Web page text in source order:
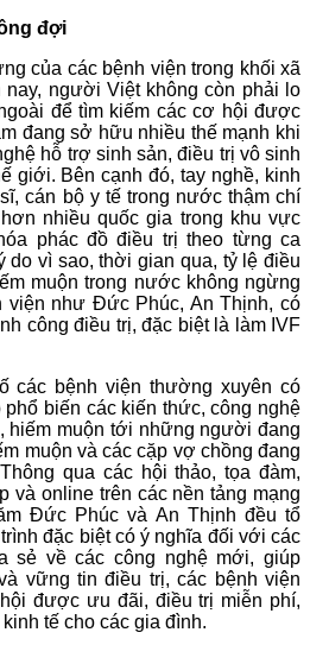
đợi
của các bệnh viện trong khối xã
người Việt không còn phải lo
để tìm kiếm các cơ hội được
đang sở hữu nhiều thế mạnh khi
hỗ trợ sinh sản, điều trị vô sinh
giới. Bên cạnh đó, tay nghề, kinh
cán bộ y tế trong nước thậm chí
nhiều quốc gia trong khu vực
phác đồ điều trị theo từng ca
do vì sao, thời gian qua, tỷ lệ điều
muộn trong nước không ngừng
viện như Đức Phúc, An Thịnh, có
công điều trị, đặc biệt là làm IVF
các bệnh viện thường xuyên có
biến các kiến thức, công nghệ
hiếm muộn tới những người đang
muộn và các cặp vợ chồng đang
qua các hội thảo, tọa đàm,
và online trên các nền tảng mạng
Đức Phúc và An Thịnh đều tổ
đặc biệt có ý nghĩa đối với các
sẻ về các công nghệ mới, giúp
vững tin điều trị, các bệnh viện
được ưu đãi, điều trị miễn phí,
tế cho các gia đình.